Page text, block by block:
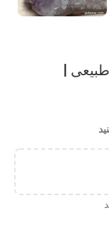
|